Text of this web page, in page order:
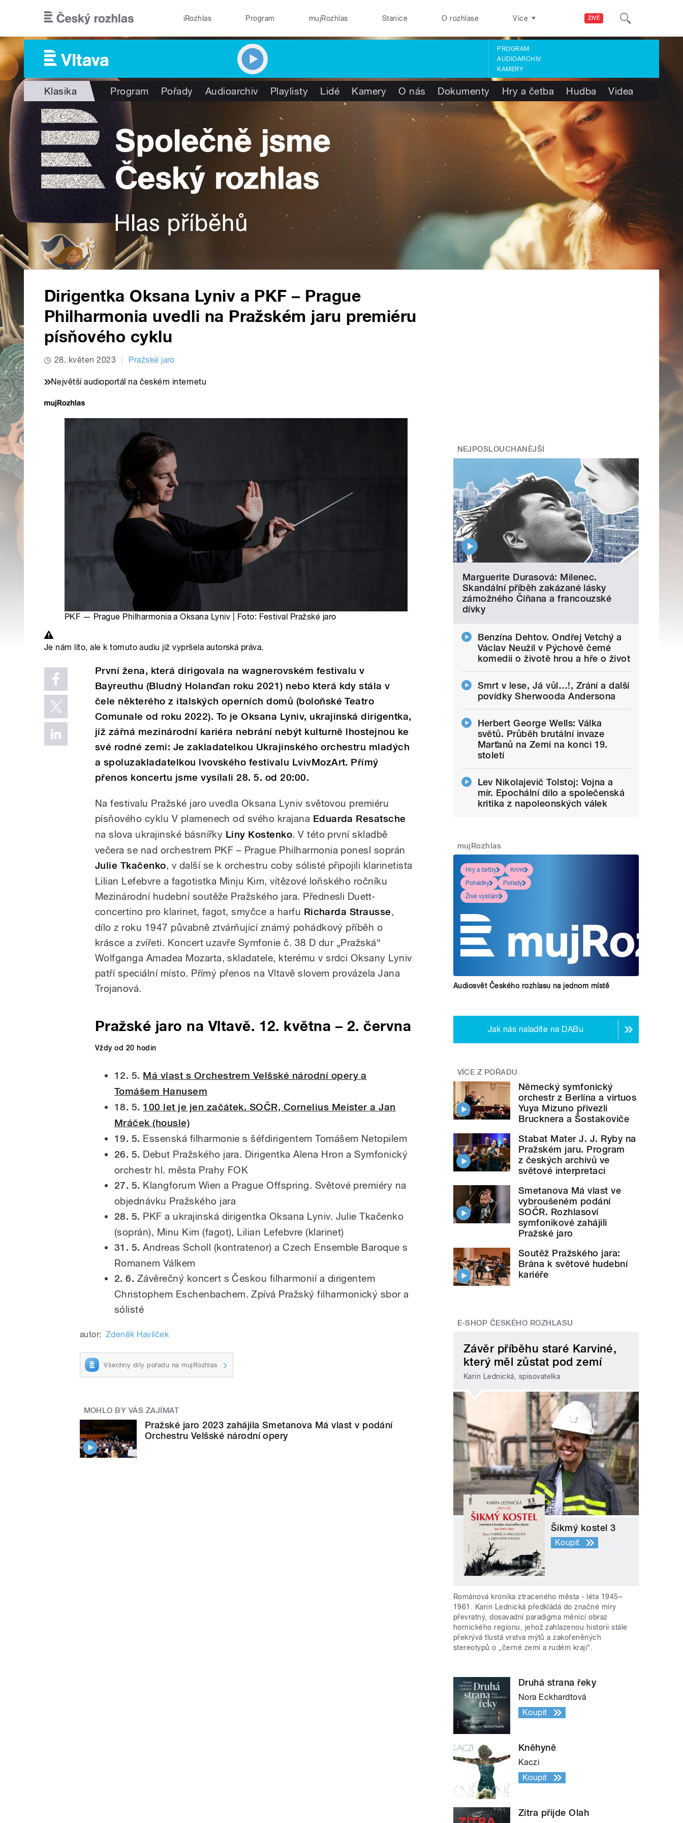
ŽIVĚ
iRozhlas Program mujRozhlas Stanice O rozhlase Více
PROGRAM
AUDIOARCHIV
KAMERY
Klasika Program Pořady Audioarchiv Playlisty Lidé Kamery O nás Dokumenty Hry a četba Hudba Videa
Dirigentka Oksana Lyniv a PKF – Prague
Philharmonia uvedli na Pražském jaru premiéru
písňového cyklu
28. květen 2023 Pražské jaro
Největší audioportál na českém internetu
PKF — Prague Philharmonia a Oksana Lyniv | Foto: Festival Pražské jaro
Je nám líto, ale k tomuto audiu již vypršela autorská práva.
První žena, která dirigovala na wagnerovském festivalu v
Bayreuthu (Bludný Holanďan roku 2021) nebo která kdy stála v
čele některého z italských operních domů (boloňské Teatro
Comunale od roku 2022). To je Oksana Lyniv, ukrajinská dirigentka,
jíž zářná mezinárodní kariéra nebrání nebýt kulturně lhostejnou ke
své rodné zemi: Je zakladatelkou Ukrajinského orchestru mladých
a spoluzakladatelkou lvovského festivalu LvivMozArt. Přímý
přenos koncertu jsme vysílali 28. 5. od 20:00.
Na festivalu Pražské jaro uvedla Oksana Lyniv světovou premiéru
písňového cyklu V plamenech od svého krajana Eduarda Resatsche
na slova ukrajinské básnířky Liny Kostenko. V této první skladbě
večera se nad orchestrem PKF – Prague Philharmonia ponesl soprán
Julie Tkačenko, v další se k orchestru coby sólisté připojili klarinetista
Lilian Lefebvre a fagotistka Minju Kim, vítězové loňského ročníku
Mezinárodní hudební soutěže Pražského jara. Přednesli Duett-
concertino pro klarinet, fagot, smyčce a harfu Richarda Strausse,
dílo z roku 1947 půvabně ztvárňující známý pohádkový příběh o
krásce a zvířeti. Koncert uzavře Symfonie č. 38 D dur „Pražská“
Wolfganga Amadea Mozarta, skladatele, kterému v srdci Oksany Lyniv
patří speciální místo. Přímý přenos na Vltavě slovem provázela Jana
Trojanová.
Pražské jaro na Vltavě. 12. května – 2. června
Vždy od 20 hodin
12. 5. Má vlast s Orchestrem Velšské národní opery a
Tomášem Hanusem
18. 5. 100 let je jen začátek. SOČR, Cornelius Meister a Jan
Mráček (housle)
19. 5. Essenská filharmonie s šéfdirigentem Tomášem Netopilem
26. 5. Debut Pražského jara. Dirigentka Alena Hron a Symfonický
orchestr hl. města Prahy FOK
27. 5. Klangforum Wien a Prague Offspring. Světové premiéry na
objednávku Pražského jara
28. 5. PKF a ukrajinská dirigentka Oksana Lyniv. Julie Tkačenko
(soprán), Minu Kim (fagot), Lilian Lefebvre (klarinet)
31. 5. Andreas Scholl (kontratenor) a Czech Ensemble Baroque s
Romanem Válkem
2. 6. Závěrečný koncert s Českou filharmonií a dirigentem
Christophem Eschenbachem. Zpívá Pražský filharmonický sbor a
sólisté
autor: Zdeněk Havlíček
Všechny díly pořadu na mujRozhlas
MOHLO BY VÁS ZAJÍMAT
Pražské jaro 2023 zahájila Smetanova Má vlast v podání
Orchestru Velšské národní opery
NEJPOSLOUCHANĚJŠÍ
Marguerite Durasová: Milenec.
Skandální příběh zakázané lásky
zámožného Číňana a francouzské
dívky
Benzína Dehtov. Ondřej Vetchý a
Václav Neužil v Pýchově černé
komedii o životě hrou a hře o život
Smrt v lese, Já vůl…!, Zrání a další
povídky Sherwooda Andersona
Herbert George Wells: Válka
světů. Průběh brutální invaze
Marťanů na Zemi na konci 19.
století
Lev Nikolajevič Tolstoj: Vojna a
mír. Epochální dílo a společenská
kritika z napoleonských válek
mujRozhlas
Hry a četby
Krimi
Pohádky
Pořady
Živé vysílání
Audiosvět Českého rozhlasu na jednom místě
Jak nás naladíte na DABu
VÍCE Z POŘADU
Německý symfonický
orchestr z Berlína a virtuos
Yuya Mizuno přivezli
Brucknera a Šostakoviče
Stabat Mater J. J. Ryby na
Pražském jaru. Program
z českých archivů ve
světové interpretaci
Smetanova Má vlast ve
vybroušeném podání
SOČR. Rozhlasoví
symfonikové zahájili
Pražské jaro
Soutěž Pražského jara:
Brána k světové hudební
kariéře
E-SHOP ČESKÉHO ROZHLASU
Závěr příběhu staré Karviné,
který měl zůstat pod zemí
Karin Lednická, spisovatelka
Šikmý kostel 3
Koupit
Románová kronika ztraceného města - léta 1945–
1961. Karin Lednická předkládá do značné míry
převratný, dosavadní paradigma měnící obraz
hornického regionu, jehož zahlazenou historii stále
překrývá tlustá vrstva mýtů a zakořeněných
stereotypů o „černé zemi a rudém kraji“.
Druhá strana řeky
Nora Eckhardtová
Koupit
Kněhyně
Kaczi
Koupit
Zítra přijde Olah